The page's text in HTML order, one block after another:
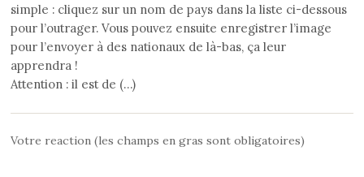
simple : cliquez sur un nom de pays dans la liste ci-dessous
pour l’outrager. Vous pouvez ensuite enregistrer l’image
pour l’envoyer à des nationaux de là-bas, ça leur
apprendra !
Attention : il est de (…)
Votre reaction (les champs en gras sont obligatoires)